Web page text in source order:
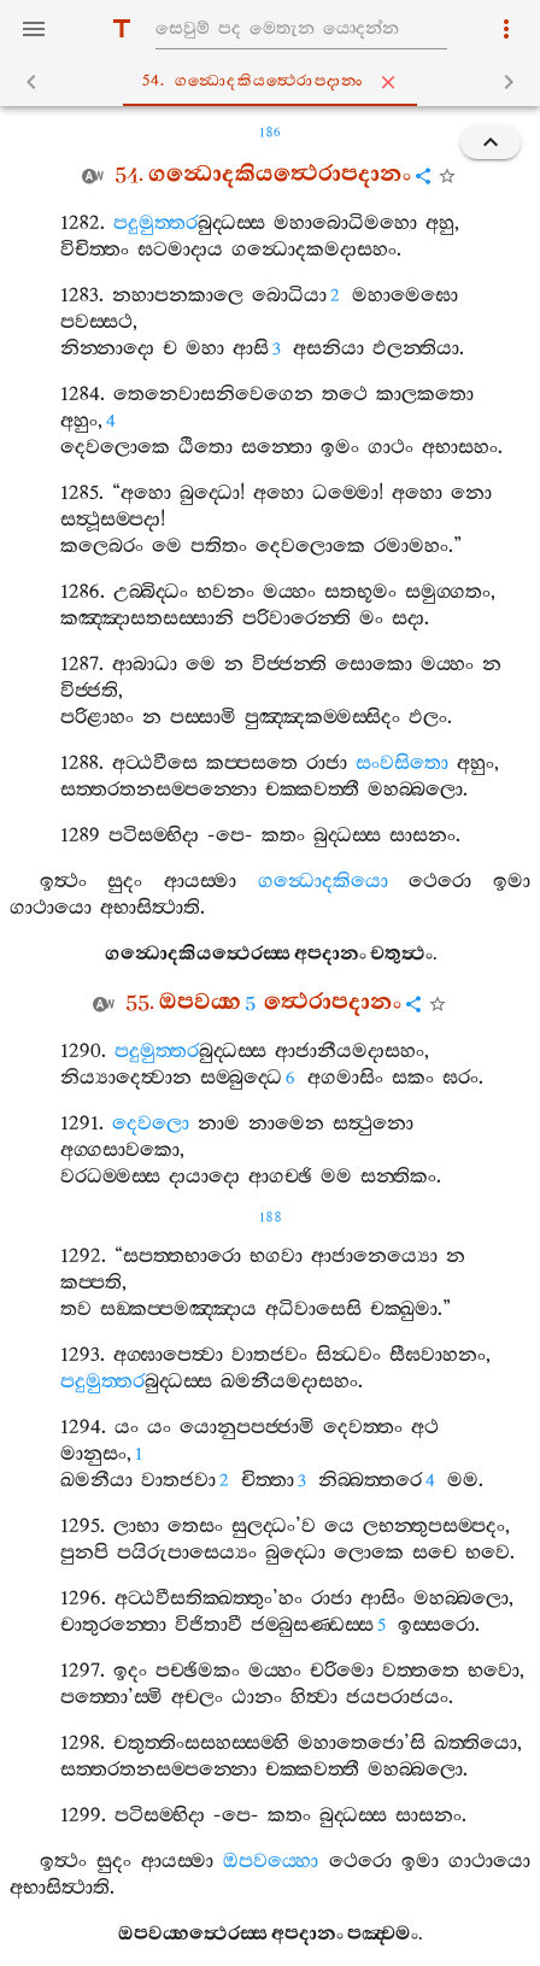
54. ගන්‍ධොදකියත්‍ථෙරාපදානං
186
54.ගන්‍ධොදකියත්‍ථෙරාපදානං
1282.පදුමුත‍්තරබුද‍්ධස‍්ස මහාබොධිමහො අහු,
විචිත‍්තං ඝටමාදාය ගන්‍ධොදකමදාසහං.
1283.නහාපනකාලෙ බොධියා2
මහාමෙඝො
පවස‍්සථ,
නින‍්නාදො ච මහා ආසි3 අසනියා ඵලන‍්තියා.
1284.තෙනෙවාසනිවෙගෙන තථෙ කාලකතො
අහුං, 4
දෙවලොකෙ ඨිතො සන‍්තො ඉමං ගාථං අභාසහං.
1285. “අහො බුද‍්ධො!අහො ධම‍්මො!අහො නො
සත්‍ථූසම‍්පදා!
කලෙබරං මෙ පතිතං දෙවලොකෙ රමාමහං.”
1286.උබ‍්බිද‍්ධං භවනං මය‍්හං සතභූමං සමුග‍්ගතං,
කඤ‍්ඤාසතසස‍්සානි පරිවාරෙන‍්ති මං සදා.
1287.ආබාධා මෙ න විජ‍්ජන‍්ති සොකො මය‍්හං න
විජ‍්ජති,
පරිළාහං න පස‍්සාමි පුඤ‍්ඤකම‍්මස‍්සිදං ඵලං.
1288.අට‍්ඨවීසෙ කප‍්පසතෙ රාජා සංවසිතො අහුං,
සත‍්තරතනසම‍්පන‍්නො චක‍්කවත‍්තී මහබ‍්බලො.
1289පටිසම‍්භිදා -පෙ-කතං බුද‍්ධස‍්ස සාසනං.
ඉත්‍ථං
සුදං ආයස‍්මා ගන්‍ධොදකියො ථෙරො
ඉමා
ගාථායො අභාසිත්‍ථාති.
ගන්‍ධොදකියත්‍ථෙරස‍්සඅපදානංචතුත්‍ථං.
55.ඔපවය‍්හ 5 ත්‍ථෙරාපදානං
1290.පදුමුත‍්තරබුද‍්ධස‍්ස ආජානීයමදාසහං,
නිය්‍යාදෙත්‍වාන සම‍්බුද‍්ධෙ 6 අගමාසිං සකං ඝරං.
1291.දෙවලො නාම නාමෙන සත්‍ථුනො
අග‍්ගසාවකො,
වරධම‍්මස‍්ස දායාදො ආගච‍්ඡි මම සන‍්තිකං.
188
1292. “සපත‍්තභාරො භගවා ආජානෙය්‍යො න
කප‍්පති,
තව සඞ‍්කප‍්පමඤ‍්ඤාය අධිවාසෙසි චක‍්ඛුමා.”
1293.අග‍්ඝාපෙත්‍වා වාතජවං සින්‍ධවං සීඝවාහනං,
පදුමුත‍්තරබුද‍්ධස‍්ස ඛමනීයමදාසහං.
1294.යං යං යොනුපපජ‍්ජාමි දෙවත‍්තං අථ
මානුසං, 1
ඛමනීයා වාතජවා2 චිත‍්තා3 නිබ‍්බත‍්තරෙ4 මම.
1295.ලාභා තෙසං සුලද‍්ධං’ව යෙ ලභන‍්තුපසම‍්පදං,
පුනපි පයිරුපාසෙය්‍යං බුද‍්ධො ලොකෙ සචෙ භවෙ.
1296.අට‍්ඨවීසතික‍්ඛත‍්තුං’හං රාජා ආසිං මහබ‍්බලො,
චාතුරන‍්තො විජිතාවී ජම‍්බුසණ‍්ඩස‍්ස5 ඉස‍්සරො.
1297.ඉදං පච‍්ඡිමකං මය‍්හං චරිමො වත‍්තතෙ භවො,
පත‍්තො’ස‍්මි අචලං ඨානං හිත්‍වා ජයපරාජයං.
1298.චතුත‍්තිංසසහස‍්සම‍්හි මහාතෙජො’සි ඛත‍්තියො,
සත‍්තරතනසම‍්පන‍්නො චක‍්කවත‍්තී මහබ‍්බලො.
1299.පටිසම‍්භිදා -පෙ-කතං බුද‍්ධස‍්ස සාසනං.
ඉත්‍ථං සුදං ආයස‍්මා ඔපවය‍්හො ථෙරො ඉමා ගාථායො
අභාසිත්‍ථාති.
ඔපවය‍්හත්‍ථෙරස‍්සඅපදානංපඤ‍්චමං.